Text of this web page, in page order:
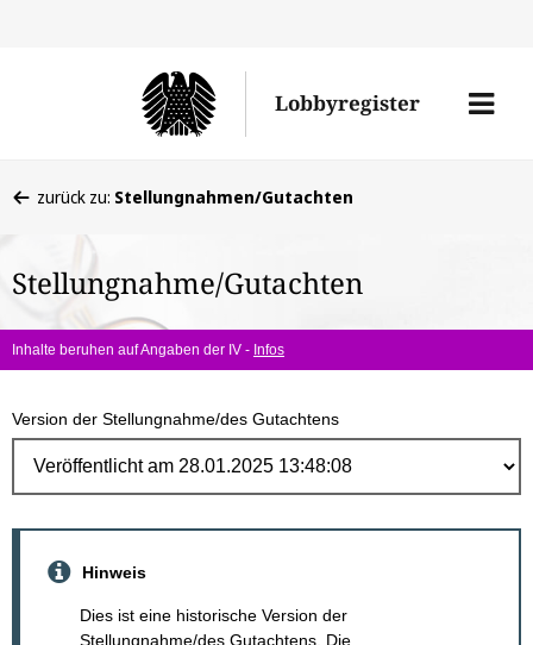
Lobbyregister
Menü
befinden
hier:
zurück zu: Stellungnahmen/Gutachten
Stellungnahme/Gutachten
Inhalte beruhen auf Angaben der IV - Infos
Version der Stellungnahme/des Gutachtens
Hinweis
Dies ist eine historische Version der
Stellungnahme/des Gutachtens. Die